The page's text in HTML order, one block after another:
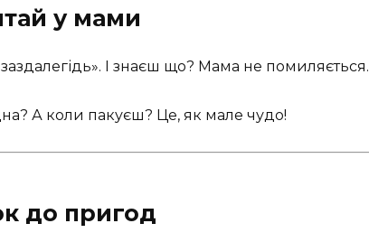
у мами
І знаєш що? Мама не помиляється.
А коли пакуєш? Це, як мале чудо!
до пригод